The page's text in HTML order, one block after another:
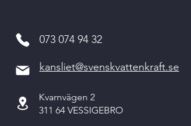
073 074 94 32
kansliet@svenskvattenkraft.se
Kvarnvägen 2
311 64 VESSIGEBRO